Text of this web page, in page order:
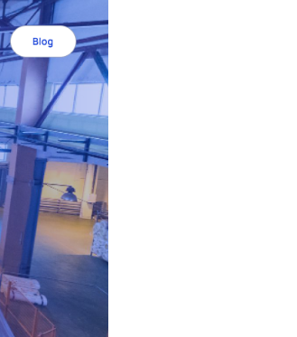
Müşteri Talep Yönetimi
Müşteri taleplerinizi kolayca toplayın
ve çözümleyin.